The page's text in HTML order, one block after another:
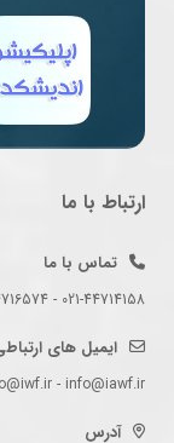
ارتباط با ما
تماس با ما
021-44714158 - 021-44716574 - 021-44714489
ایمیل های
- info@iawf.ir
آدرس